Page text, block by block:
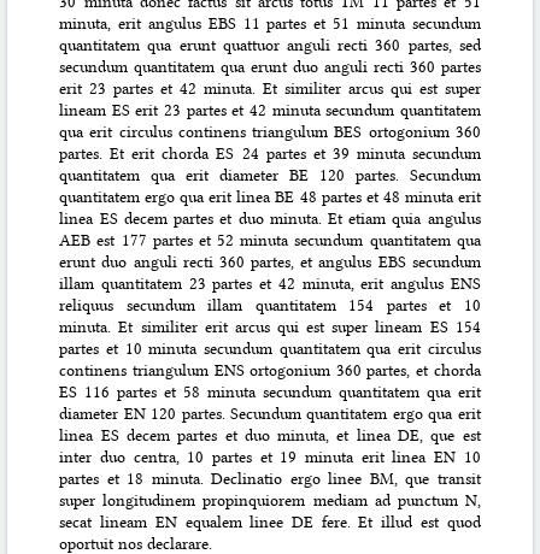
minuta, erit angulus EBS 11 partes et 51 minuta secundum
quantitatem qua erunt quattuor anguli recti 360 partes, sed
secundum quantitatem qua erunt duo anguli recti 360 partes
erit 23 partes et 42 minuta. Et similiter arcus qui est super
lineam ES erit 23 partes et 42 minuta secundum quantitatem
qua erit circulus continens triangulum BES ortogonium 360
partes. Et erit chorda ES 24 partes et 39 minuta secundum
quantitatem qua erit diameter BE 120 partes. Secundum
quantitatem ergo qua erit linea BE 48 partes et 48 minuta erit
linea ES decem partes et duo minuta. Et etiam quia angulus
AEB est 177 partes et 52 minuta secundum quantitatem qua
erunt duo anguli recti 360 partes, et angulus EBS secundum
illam quantitatem 23 partes et 42 minuta, erit angulus ENS
reliquus secundum illam quantitatem 154 partes et 10
minuta. Et similiter erit arcus qui est super lineam ES 154
partes et 10 minuta secundum quantitatem qua erit circulus
continens triangulum ENS ortogonium 360 partes, et chorda
ES 116 partes et 58 minuta secundum quantitatem qua erit
diameter EN 120 partes. Secundum quantitatem ergo qua erit
linea ES decem partes et duo minuta, et linea DE, que est
inter duo centra, 10 partes et 19 minuta erit linea EN 10
partes et 18 minuta. Declinatio ergo linee BM, que transit
super longitudinem propinquiorem mediam ad punctum N,
secat lineam EN equalem linee DE fere. Et illud est quod
oportuit nos declarare.